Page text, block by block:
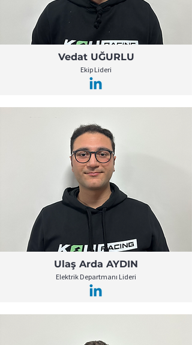
Vedat UĞURLU
Ekip Lideri
Ulaş Arda AYDIN
Elektrik Departmanı Lideri